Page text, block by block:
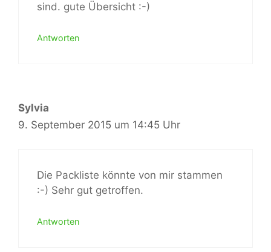
sind. gute Übersicht :-)
Antworten
Sylvia
9. September 2015 um 14:45 Uhr
Die Packliste könnte von mir stammen
:-) Sehr gut getroffen.
Antworten